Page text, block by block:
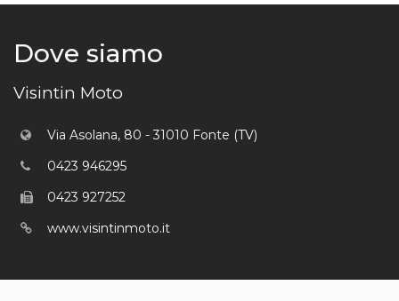
Dove siamo
Visintin Moto
Via Asolana, 80 - 31010 Fonte (TV)
0423 946295
0423 927252
www.visintinmoto.it